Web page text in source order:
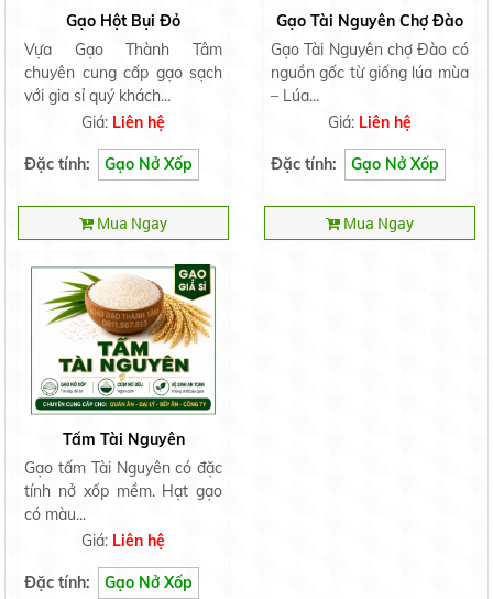
Gạo Hột Bụi Đỏ
Vựa Gạo Thành Tâm
chuyên cung cấp gạo sạch
với gia sỉ quý khách...
Giá: Liên hệ
Đặc tính: Gạo Nở Xốp
Mua Ngay
Gạo Tài Nguyên Chợ Đào
Gạo Tài Nguyên chợ Đào có
nguồn gốc từ giống lúa mùa
– Lúa...
Giá: Liên hệ
Đặc tính: Gạo Nở Xốp
Mua Ngay
Tấm Tài Nguyên
Gạo tấm Tài Nguyên có đặc
tính nở xốp mềm. Hạt gạo
có màu...
Giá: Liên hệ
Đặc tính: Gạo Nở Xốp
Nếp Ngỗng
Liên hệ
Nếp Bắc Hạt Cau
Liên hệ
Nếp Nhung
Liên hệ